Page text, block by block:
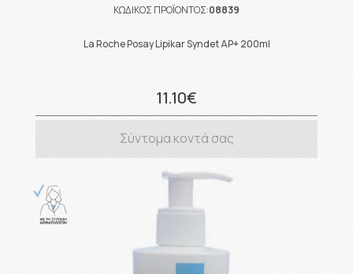
ΚΩΔΙΚΟΣ ΠΡΟΪΟΝΤΟΣ:08839
La Roche Posay Lipikar Syndet AP+ 200ml
11.10€
Σύντομα κοντά σας